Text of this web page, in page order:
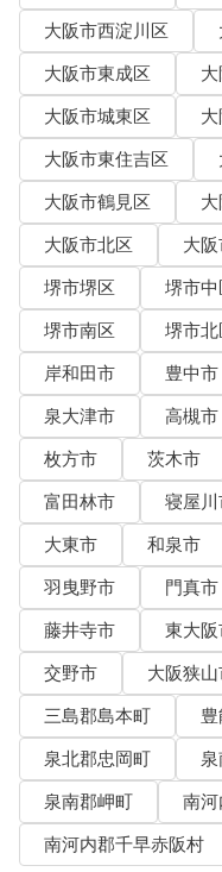
大阪市西淀川区
大阪市東成区
大阪市城東区
大阪市東住吉区
大阪市鶴見区
大阪市北区
大
堺市堺区
堺市中
堺市南区
堺市北
岸和田市
豊中市
泉大津市
高槻市
枚方市
茨木市
富田林市
寝屋川
大東市
和泉市
羽曳野市
門真市
藤井寺市
東大阪
交野市
大阪狭山
三島郡島本町
泉北郡忠岡町
泉南郡岬町
南
南河内郡千早赤阪村